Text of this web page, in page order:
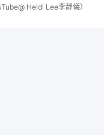
Heidi Lee李靜儀）